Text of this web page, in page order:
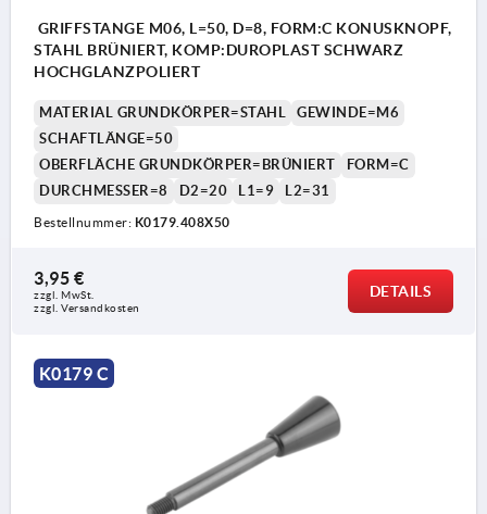
GRIFFSTANGE M06, L=50, D=8, FORM:C KONUSKNOPF,
STAHL BRÜNIERT, KOMP:DUROPLAST SCHWARZ
HOCHGLANZPOLIERT
MATERIAL GRUNDKÖRPER=STAHL
GEWINDE=M6
SCHAFTLÄNGE=50
OBERFLÄCHE GRUNDKÖRPER=BRÜNIERT
FORM=C
DURCHMESSER=8
D2=20 L1=9 L2=31
Bestellnummer: K0179.408X50
3,95 €
zzgl. MwSt.
zzgl. Versandkosten
DETAILS
K0179 C